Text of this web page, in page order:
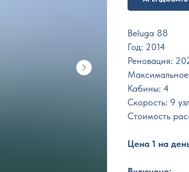
Beluga 88
Год: 2014
Реновация:
Кабины: 4
Скорость: 9
Стоимость
Цена 1 на